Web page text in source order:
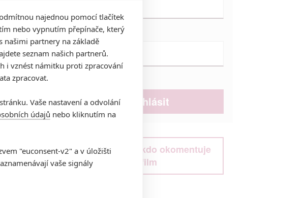
na
text
Heslo:
Buďte první kdo okomentuje
film
najednou pomocí tlačítek
nebo vypnutím přepínače, který
našimi partnery na základě
seznam našich partnerů.
i vznést námitku proti zpracování
zpracovat.
Vaše nastavení a odvolání
údajů nebo kliknutím na
"euconsent-v2" a v úložišti
vaše signály